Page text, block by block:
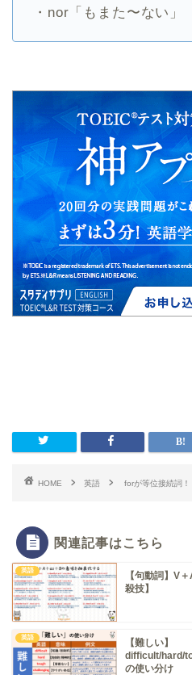
・nor「もまた〜ない」
HOME 英語 forが等位接続詞！
関連記事はこちら
英語
【句動詞】V
殺技】
英語
【難しい】
difficult/hard/
の使い分け